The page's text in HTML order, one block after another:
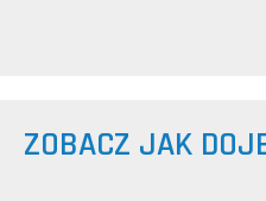
ZOBACZ JAK